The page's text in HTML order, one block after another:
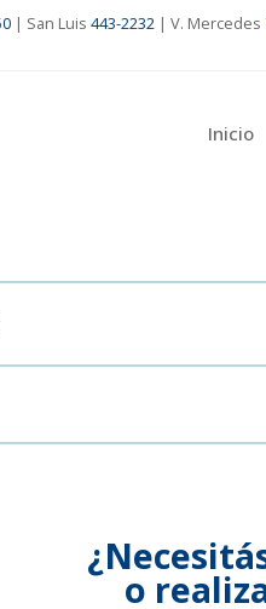
| San Luis 443-2232 | V. Mercedes
Inicio
o